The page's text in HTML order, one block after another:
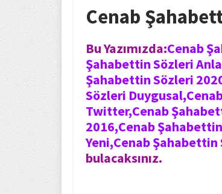
Cenab
Bu Yazımızda:Cenab
Şahabettin Sözleri
Şahabettin Sözleri
Sözleri
Twitter,Cenab
2016,Cenab
Yeni,Cenab
bulacaksınız.